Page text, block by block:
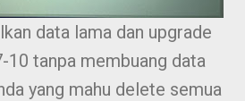
data lama dan upgrade
tanpa membuang data
yang mahu delete semua